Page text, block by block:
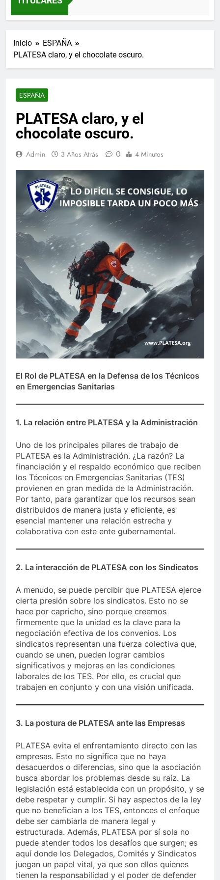
Inicio
ESPAÑA
PLATESA claro, y el chocolate oscuro.
ESPAÑA
PLATESA claro, y el
chocolate oscuro.
Admin 3 Años Atrás 0 4 Minutos
El Rol de PLATESA en la Defensa de los Técnicos
en Emergencias Sanitarias
1. La relación entre PLATESA y la Administración
Uno de los principales pilares de trabajo de
PLATESA es la Administración. ¿La razón? La
financiación y el respaldo económico que reciben
los Técnicos en Emergencias Sanitarias (TES)
provienen en gran medida de la Administración.
Por tanto, para garantizar que los recursos sean
distribuidos de manera justa y eficiente, es
esencial mantener una relación estrecha y
colaborativa con este ente gubernamental.
2. La interacción de PLATESA con los Sindicatos
A menudo, se puede percibir que PLATESA ejerce
cierta presión sobre los sindicatos. Esto no se
hace por capricho, sino porque creemos
firmemente que la unidad es la clave para la
negociación efectiva de los convenios. Los
sindicatos representan una fuerza colectiva que,
cuando se unen, pueden lograr cambios
significativos y mejoras en las condiciones
laborales de los TES. Por ello, es crucial que
trabajen en conjunto y con una visión unificada.
3. La postura de PLATESA ante las Empresas
PLATESA evita el enfrentamiento directo con las
empresas. Esto no significa que no haya
desacuerdos o diferencias, sino que la asociación
busca abordar los problemas desde su raíz. La
legislación está establecida con un propósito, y se
debe respetar y cumplir. Si hay aspectos de la ley
que no benefician a los TES, entonces el enfoque
debe ser cambiarla de manera legal y
estructurada. Además, PLATESA por sí sola no
puede atender todos los desafíos que surgen; es
aquí donde los Delegados, Comités y Sindicatos
juegan un papel vital, ya que son ellos quienes
tienen la responsabilidad y el poder de defender